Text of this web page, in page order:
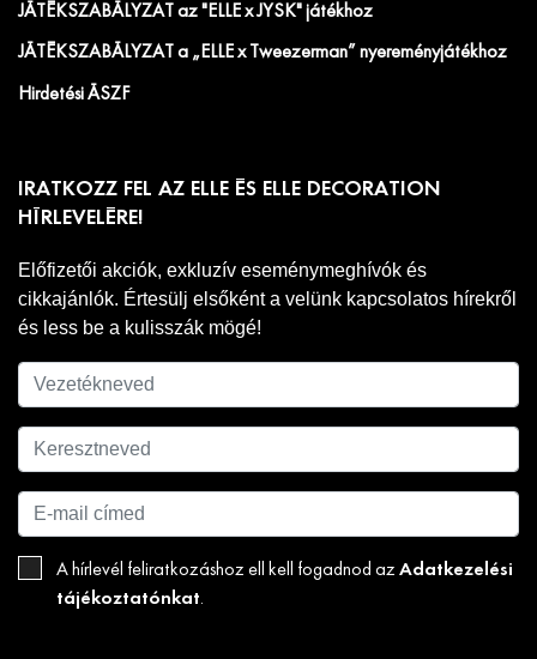
JÁTÉKSZABÁLYZAT az "ELLE x JYSK" játékhoz
JÁTÉKSZABÁLYZAT a „ELLE x Tweezerman” nyereményjátékhoz
Hirdetési ÁSZF
IRATKOZZ FEL AZ ELLE ÉS ELLE DECORATION
HÍRLEVELÉRE!
Előfizetői akciók, exkluzív eseménymeghívók és
cikkajánlók. Értesülj elsőként a velünk kapcsolatos hírekről
és less be a kulisszák mögé!
A hírlevél feliratkozáshoz ell kell fogadnod az Adatkezelési
tájékoztatónkat.